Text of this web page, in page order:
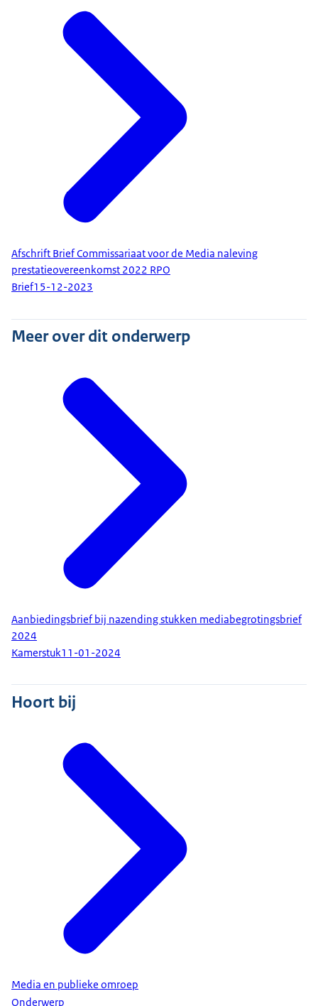
Afschrift Brief Commissariaat voor de Media naleving
prestatieovereenkomst 2022 RPO
Brief15-12-2023
Meer over dit onderwerp
Aanbiedingsbrief bij nazending stukken mediabegrotingsbrief
2024
Kamerstuk11-01-2024
Hoort bij
Media en publieke omroep
Onderwerp